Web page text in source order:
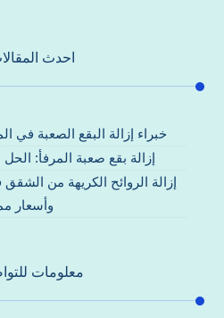
احدث
خبراء إزالة البقع الصعبة في
إزالة بقع صعبة المرفأ:
إزالة الروائح الكريهة من
وأسعار
معلومات